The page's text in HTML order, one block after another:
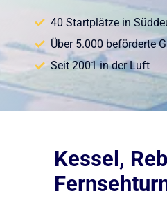
40 Startplätze in
Über 5.000 beförderte
Seit 2001 in der Luft
Kessel,